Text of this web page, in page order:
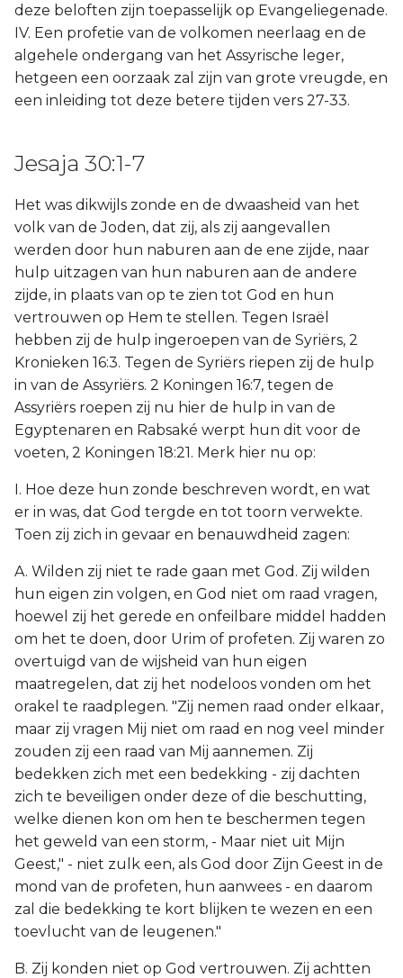
deze beloften zijn toepasselijk op Evangeliegenade.
IV. Een profetie van de volkomen neerlaag en de
algehele ondergang van het Assyrische leger,
hetgeen een oorzaak zal zijn van grote vreugde, en
een inleiding tot deze betere tijden vers 27-33.
Jesaja 30:1-7
Het was dikwijls zonde en de dwaasheid van het
volk van de Joden, dat zij, als zij aangevallen
werden door hun naburen aan de ene zijde, naar
hulp uitzagen van hun naburen aan de andere
zijde, in plaats van op te zien tot God en hun
vertrouwen op Hem te stellen. Tegen Israël
hebben zij de hulp ingeroepen van de Syriërs, 2
Kronieken 16:3. Tegen de Syriërs riepen zij de hulp
in van de Assyriërs. 2 Koningen 16:7, tegen de
Assyriërs roepen zij nu hier de hulp in van de
Egyptenaren en Rabsaké werpt hun dit voor de
voeten, 2 Koningen 18:21. Merk hier nu op:
I. Hoe deze hun zonde beschreven wordt, en wat
er in was, dat God tergde en tot toorn verwekte.
Toen zij zich in gevaar en benauwdheid zagen:
A. Wilden zij niet te rade gaan met God. Zij wilden
hun eigen zin volgen, en God niet om raad vragen,
hoewel zij het gerede en onfeilbare middel hadden
om het te doen, door Urim of profeten. Zij waren zo
overtuigd van de wijsheid van hun eigen
maatregelen, dat zij het nodeloos vonden om het
orakel te raadplegen. "Zij nemen raad onder elkaar,
maar zij vragen Mij niet om raad en nog veel minder
zouden zij een raad van Mij aannemen. Zij
bedekken zich met een bedekking - zij dachten
zich te beveiligen onder deze of die beschutting,
welke dienen kon om hen te beschermen tegen
het geweld van een storm, - Maar niet uit Mijn
Geest," - niet zulk een, als God door Zijn Geest in de
mond van de profeten, hun aanwees - en daarom
zal die bedekking te kort blijken te wezen en een
toevlucht van de leugenen."
B. Zij konden niet op God vertrouwen. Zij achtten